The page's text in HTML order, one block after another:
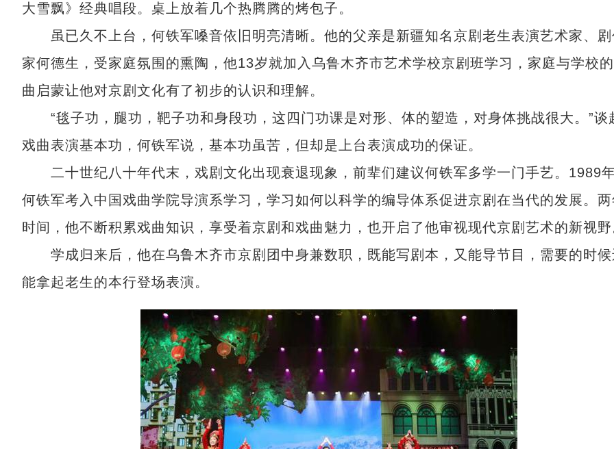
大雪飘》经典唱段。桌上放着几个热腾腾的烤包子。
虽已久不上台，何铁军嗓音依旧明亮清晰。他的父亲是新疆知名京剧老生表演艺术家、剧
家何德生，受家庭氛围的熏陶，他13岁就加入乌鲁木齐市艺术学校京剧班学习，家庭与学校
曲启蒙让他对京剧文化有了初步的认识和理解。
“毯子功，腿功，靶子功和身段功，这四门功课是对形、体的塑造，对身体挑战很大。”谈
戏曲表演基本功，何铁军说，基本功虽苦，但却是上台表演成功的保证。
二十世纪八十年代末，戏剧文化出现衰退现象，前辈们建议何铁军多学一门手艺。1989年
何铁军考入中国戏曲学院导演系学习，学习如何以科学的编导体系促进京剧在当代的发展。两
时间，他不断积累戏曲知识，享受着京剧和戏曲魅力，也开启了他审视现代京剧艺术的新视野
学成归来后，他在乌鲁木齐市京剧团中身兼数职，既能写剧本，又能导节目，需要的时候
能拿起老生的本行登场表演。